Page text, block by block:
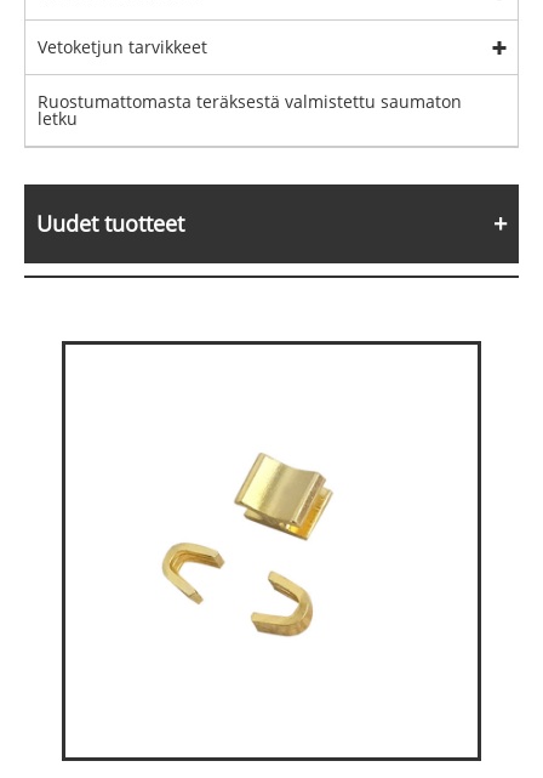
Vetoketjun tarvikkeet
Ruostumattomasta teräksestä valmistettu saumaton
letku
Uudet tuotteet